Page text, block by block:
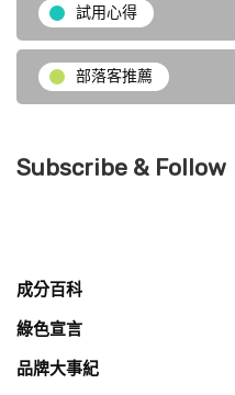
試用心得
部落客推薦
Subscribe & Follow
成分百科
綠色宣言
品牌大事紀